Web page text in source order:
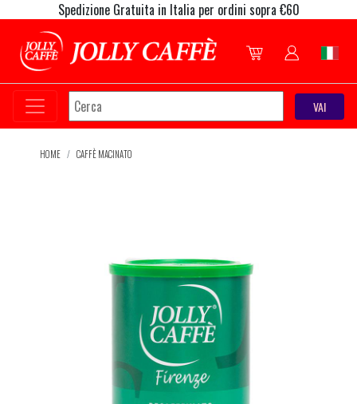
Spedizione Gratuita in Italia per ordini sopra €60
HOME CAFFÈ MACINATO